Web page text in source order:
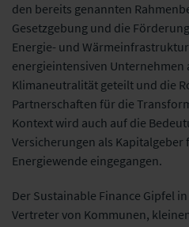
den bereits genannten
Gesetzgebung und die
Energie- und
energieintensiven Unternehmen
Klimaneutralität geteilt und die
Partnerschaften für die
Kontext wird auch auf die
Versicherungen als
Energiewende eingegangen.
Der Sustainable Finance Gipfel
Vertreter von Kommunen,